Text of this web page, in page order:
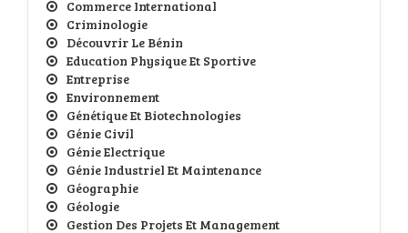
Commerce International
Criminologie
Découvrir Le Bénin
Education Physique Et Sportive
Entreprise
Environnement
Génétique Et Biotechnologies
Génie Civil
Génie Electrique
Génie Industriel Et Maintenance
Géographie
Géologie
Gestion Des Projets Et Management